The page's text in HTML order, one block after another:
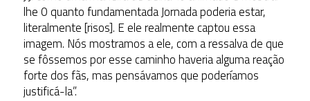
lhe 0 quanto fundamentada Jornada poderia estar,
literalmente [risos]. E ele realmente captou essa
imagem. Nós mostramos a ele, com a ressalva de que
se fôssemos por esse caminho haveria alguma reação
forte dos fãs, mas pensávamos que poderíamos
justificá-la”.